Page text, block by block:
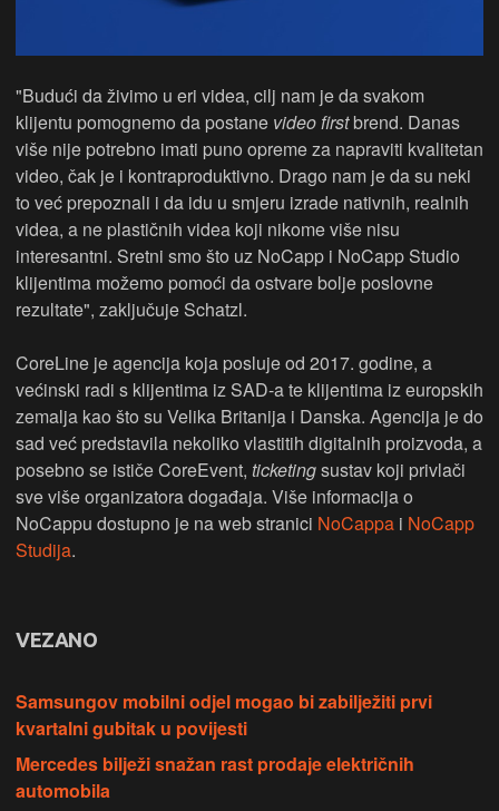
"Budući da živimo u eri videa, cilj nam je da svakom
klijentu pomognemo da postane video firstbrend. Danas
više nije potrebno imati puno opreme za napraviti kvalitetan
video, čak je i kontraproduktivno. Drago nam je da su neki
to već prepoznali i da idu u smjeru izrade nativnih, realnih
videa, a ne plastičnih videa koji nikome više nisu
interesantni. Sretni smo što uz NoCapp i NoCapp Studio
klijentima možemo pomoći da ostvare bolje poslovne
rezultate", zaključuje Schatzl.
CoreLine je agencija koja posluje od 2017. godine, a
većinski radi s klijentima iz SAD-a te klijentima iz europskih
zemalja kao što su Velika Britanija i Danska. Agencija je do
sad već predstavila nekoliko vlastitih digitalnih proizvoda, a
posebno se ističe CoreEvent, ticketingsustav koji privlači
sve više organizatora događaja. Više informacija o
NoCappu dostupno je na web stranici NoCappa i NoCapp
Studija.
VEZANO
Samsungov mobilni odjel mogao bi zabilježiti prvi
kvartalni gubitak u povijesti
Mercedes bilježi snažan rast prodaje električnih
automobila